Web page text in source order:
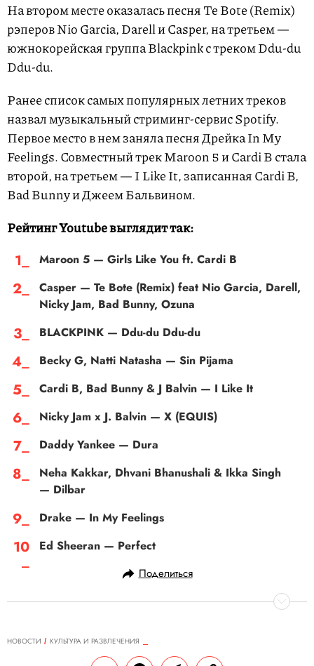
На втором месте оказалась песня Te Bote (Remix)
рэперов Nio Garcia, Darell и Casper, на третьем —
южнокорейская группа Blackpink с треком Ddu-du
Ddu-du.
Ранее список самых популярных летних треков
назвал музыкальный стриминг-сервис Spotify.
Первое место в нем заняла песня Дрейка In My
Feelings. Совместный трек Maroon 5 и Cardi B стала
второй, на третьем — I Like It, записанная Cardi B,
Bad Bunny и Джеем Бальвином.
Рейтинг Youtube выглядит так:
Maroon 5 — Girls Like You ft. Cardi B
Casper — Te Bote (Remix) feat Nio Garcia, Darell,
Nicky Jam, Bad Bunny, Ozuna
BLACKPINK — Ddu-du Ddu-du
Becky G, Natti Natasha — Sin Pijama
Cardi B, Bad Bunny & J Balvin — I Like It
Nicky Jam x J. Balvin — X (EQUIS)
Daddy Yankee — Dura
Neha Kakkar, Dhvani Bhanushali & Ikka Singh
— Dilbar
Drake — In My Feelings
Ed Sheeran — Perfect
Поделиться
НОВОСТИ
КУЛЬТУРА И РАЗВЛЕЧЕНИЯ